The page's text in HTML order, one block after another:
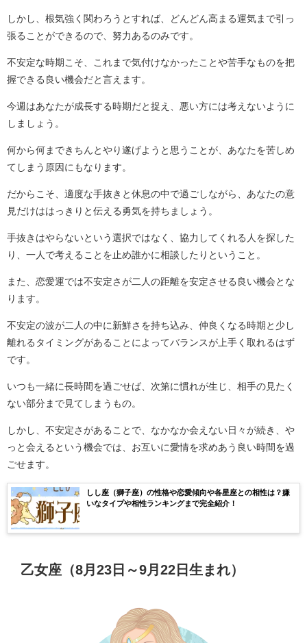
しかし、根気強く関わろうとすれば、どんどん高まる運気まで引っ
張ることができるので、努力あるのみです。
不安定な時期こそ、これまで気付けなかったことや苦手なものを把
握できる良い機会だと言えます。
今週はあなたが成長する時期だと捉え、悪い方には考えないように
しましょう。
何から何まできちんとやり遂げようと思うことが、あなたを苦しめ
てしまう原因にもなります。
だからこそ、適度な手抜きと休息の中で過ごしながら、あなたの意
見だけははっきりと伝える勇気を持ちましょう。
手抜きはやらないという選択ではなく、協力してくれる人を探した
り、一人で考えることを止め誰かに相談したりということ。
また、恋愛運では不安定さが二人の距離を安定させる良い機会とな
ります。
不安定の波が二人の中に新鮮さを持ち込み、仲良くなる時期と少し
離れるタイミングがあることによってバランスが上手く取れるはず
です。
いつも一緒に長時間を過ごせば、次第に慣れが生じ、相手の見たく
ない部分まで見てしまうもの。
しかし、不安定さがあることで、なかなか会えない日々が続き、や
っと会えるという機会では、お互いに愛情を求めあう良い時間を過
ごせます。
しし座（獅子座）の性格や恋愛傾向や各星座との相性は？嫌
いなタイプや相性ランキングまで完全紹介！
乙女座（8月23日～9月22日生まれ）